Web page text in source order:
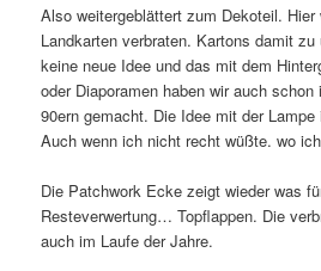
Also weitergeblättert zum Dekoteil. Hier
Landkarten verbraten. Kartons damit
keine neue Idee und das mit dem
oder Diaporamen haben wir auch
90ern gemacht. Die Idee mit der
Auch wenn ich nicht recht wüßte. wo
Die Patchwork Ecke zeigt wieder was
Resteverwertung… Topflappen. Die
auch im Laufe der Jahre.